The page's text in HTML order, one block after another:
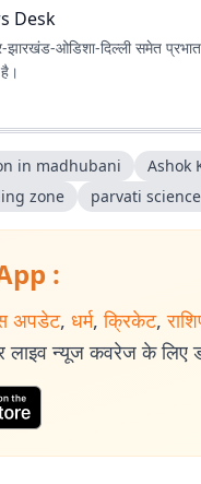
Desk
ओडिशा-दिल्‍ली समेत
in madhubani
Ashok
zone
parvati
:
अपडेट, धर्म, क्रिकेट,
लाइव न्यूज कवरेज के लिए